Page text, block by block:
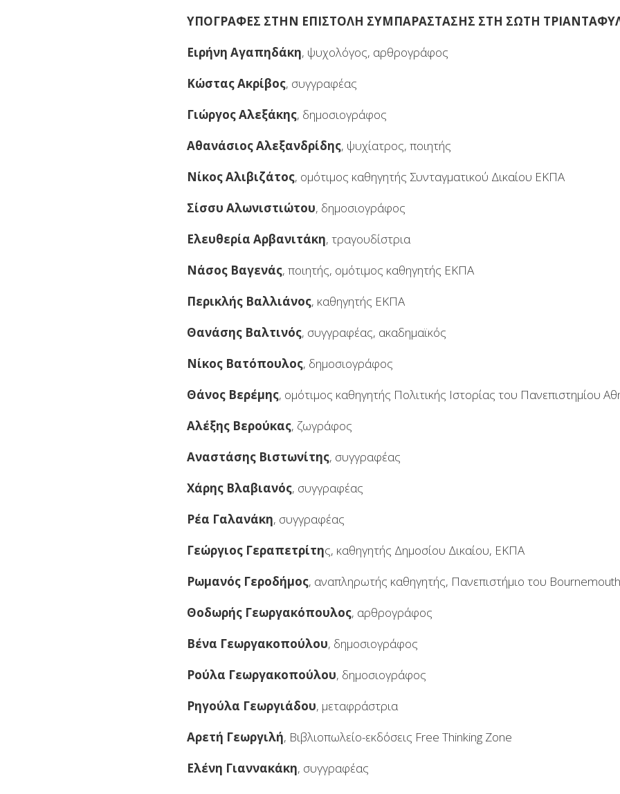
ΥΠΟΓΡΑΦΕΣ ΣΤΗΝ ΕΠΙΣΤΟΛΗ ΣΥΜΠΑΡΑΣΤΑΣΗΣ ΣΤΗ ΣΩΤΗ
Eιρήνη Αγαπηδάκη, ψυχολόγος, αρθρογράφος
Κώστας Ακρίβος, συγγραφέας
Γιώργος Αλεξάκης, δημοσιογράφος
Αθανάσιος Αλεξανδρίδης, ψυχίατρος, ποιητής
Νίκος Αλιβιζάτος, ομότιμος καθηγητής Συνταγματικού Δικαίου ΕΚΠΑ
Σίσσυ Αλωνιστιώτου, δημοσιογράφος
Ελευθερία Αρβανιτάκη, τραγουδίστρια
Νάσος Βαγενάς, ποιητής, ομότιμος καθηγητής ΕΚΠΑ
Περικλής Βαλλιάνος, καθηγητής ΕΚΠΑ
Θανάσης Βαλτινός, συγγραφέας, ακαδημαϊκός
Νίκος Βατόπουλος, δημοσιογράφος
Θάνος Βερέμης, ομότιμος καθηγητής Πολιτικής Ιστορίας του Πανεπιστημίου
Αλέξης Βερούκας, ζωγράφος
Αναστάσης Βιστωνίτης, συγγραφέας
Χάρης Βλαβιανός, συγγραφέας
Ρέα Γαλανάκη, συγγραφέας
Γεώργιος Γεραπετρίτης, καθηγητής Δημοσίου Δικαίου, ΕΚΠΑ
Ρωμανός Γεροδήμος, αναπληρωτής καθηγητής, Πανεπιστήμιο του Bournemouth
Θοδωρής Γεωργακόπουλος, αρθρογράφος
Βένα Γεωργακοπούλου, δημοσιογράφος
Ρούλα Γεωργακοπούλου, δημοσιογράφος
Ρηγούλα Γεωργιάδου, μεταφράστρια
Αρετή Γεωργιλή, Βιβλιοπωλείο-εκδόσεις Free Thinking Zone
Ελένη Γιαννακάκη, συγγραφέας